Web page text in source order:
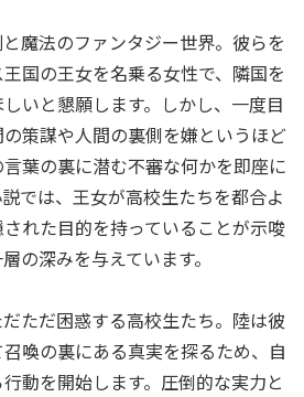
魔法のファンタジー世界。彼らを
国の王女を名乗る女性で、隣国を
いと懇願します。しかし、一度目
策謀や人間の裏側を嫌というほど
葉の裏に潜む不審な何かを即座に
では、王女が高校生たちを都合よ
れた目的を持っていることが示唆
の深みを与えています。
ただ困惑する高校生たち。陸は彼
喚の裏にある真実を探るため、自
動を開始します。圧倒的な実力と